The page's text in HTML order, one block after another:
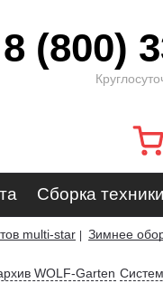
8 (800)
Сборка техники
multi-star
Зимнее
WOLF-Garten